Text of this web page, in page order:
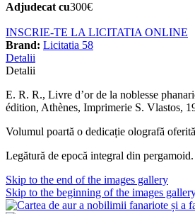
Adjudecat cu300€
INSCRIE-TE LA LICITATIA ONLINE
Brand: Licitatia 58
Detalii
Detalii
E. R. R., Livre d’or de la noblesse
édition, Athènes, Imprimerie S. Vlastos,
Volumul poartă o dedicație olografă
Legătură de epocă integral din pergamoid.
Skip to the end of the images gallery
Skip to the beginning of the images